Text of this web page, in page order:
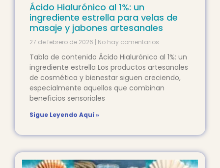
Ácido Hialurónico al 1%: un
ingrediente estrella para velas de
masaje y jabones artesanales
27 de febrero de 2026 No hay comentarios
Tabla de contenido Ácido Hialurónico al 1%: un
ingrediente estrella Los productos artesanales
de cosmética y bienestar siguen creciendo,
especialmente aquellos que combinan
beneficios sensoriales
Sigue Leyendo Aquí »